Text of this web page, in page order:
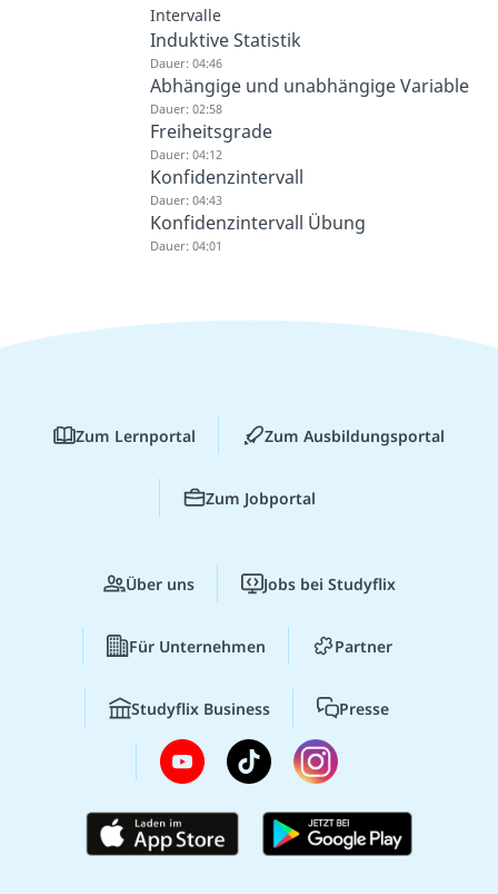
Intervalle
Induktive Statistik
Dauer: 04:46
Abhängige und unabhängige Variable
Dauer: 02:58
Freiheitsgrade
Dauer: 04:12
Konfidenzintervall
Dauer: 04:43
Konfidenzintervall Übung
Dauer: 04:01
Zum Lernportal Zum Ausbildungsportal
Zum Jobportal
Über uns Jobs bei Studyflix
Für Unternehmen Partner
Studyflix Business Presse